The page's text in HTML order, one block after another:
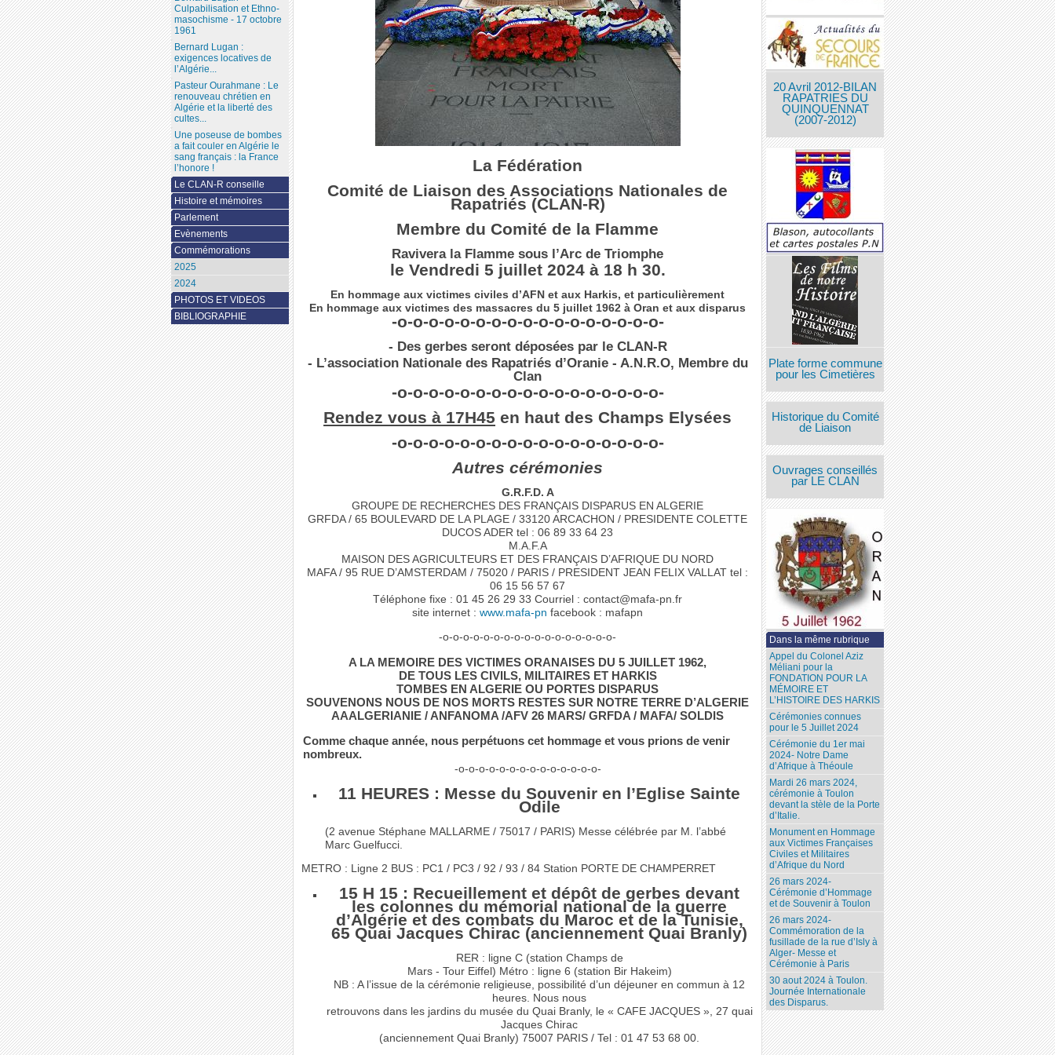
La Fédération
Comité de Liaison des Associations Nationales de
Rapatriés (CLAN-R)
Membre du Comité de la Flamme
Ravivera la Flamme sous l’Arc de Triomphe
le Vendredi 5 juillet 2024 à 18 h 30.
En hommage aux victimes civiles d’AFN et aux Harkis, et particulièrement
En hommage aux victimes des massacres du 5 juillet 1962 à Oran et aux disparus
-o-o-o-o-o-o-o-o-o-o-o-o-o-o-o-o-o-
- Des gerbes seront déposées par le CLAN-R
- L’association Nationale des Rapatriés d’Oranie - A.N.R.O, Membre du
Clan
-o-o-o-o-o-o-o-o-o-o-o-o-o-o-o-o-o-
Rendez vous à 17H45 en haut des Champs Elysées
-o-o-o-o-o-o-o-o-o-o-o-o-o-o-o-o-o-
Autres cérémonies
G.R.F.D. A
GROUPE DE RECHERCHES DES FRANÇAIS DISPARUS EN ALGERIE
GRFDA / 65 BOULEVARD DE LA PLAGE / 33120 ARCACHON / PRESIDENTE COLETTE
DUCOS ADER tel : 06 89 33 64 23
M.A.F.A
MAISON DES AGRICULTEURS ET DES FRANÇAIS D’AFRIQUE DU NORD
MAFA / 95 RUE D’AMSTERDAM / 75020 / PARIS / PRESIDENT JEAN FELIX VALLAT tel :
06 15 56 57 67
Téléphone fixe : 01 45 26 29 33 Courriel : contact@mafa-pn.fr
site internet : www.mafa-pn facebook : mafapn
-o-o-o-o-o-o-o-o-o-o-o-o-o-o-o-o-o-
A LA MEMOIRE DES VICTIMES ORANAISES DU 5 JUILLET 1962,
DE TOUS LES CIVILS, MILITAIRES ET HARKIS
TOMBES EN ALGERIE OU PORTES DISPARUS
SOUVENONS NOUS DE NOS MORTS RESTES SUR NOTRE TERRE D’ALGERIE
AAALGERIANIE / ANFANOMA /AFV 26 MARS/ GRFDA / MAFA/ SOLDIS
Comme chaque année, nous perpétuons cet hommage et vous prions de venir
nombreux.
-o-o-o-o-o-o-o-o-o-o-o-o-o-o-
11 HEURES : Messe du Souvenir en l’Eglise Sainte
Odile
(2 avenue Stéphane MALLARME / 75017 / PARIS) Messe célébrée par M. l’abbé
Marc Guelfucci.
METRO : Ligne 2 BUS : PC1 / PC3 / 92 / 93 / 84 Station PORTE DE CHAMPERRET
15 H 15 : Recueillement et dépôt de gerbes devant
les colonnes du mémorial national de la guerre
d’Algérie et des combats du Maroc et de la Tunisie,
65 Quai Jacques Chirac (anciennement Quai Branly)
RER : ligne C (station Champs de
Mars - Tour Eiffel) Métro : ligne 6 (station Bir Hakeim)
NB : A l’issue de la cérémonie religieuse, possibilité d’un déjeuner en commun à 12
heures. Nous nous
retrouvons dans les jardins du musée du Quai Branly, le « CAFE JACQUES », 27 quai
Jacques Chirac
(anciennement Quai Branly) 75007 PARIS / Tel : 01 47 53 68 00.
20 Avril 2012-BILAN
RAPATRIES DU
QUINQUENNAT
(2007-2012)
Plate forme commune
pour les Cimetières
Historique du Comité
de Liaison
Ouvrages conseillés
par LE CLAN
Dans la même rubrique
Appel du Colonel Aziz
Méliani pour la
FONDATION POUR LA
MÉMOIRE ET
L’HISTOIRE DES HARKIS
Cérémonies connues
pour le 5 Juillet 2024
Cérémonie du 1er mai
2024- Notre Dame
d’Afrique à Théoule
Mardi 26 mars 2024,
cérémonie à Toulon
devant la stèle de la Porte
d’Italie.
Monument en Hommage
aux Victimes Françaises
Civiles et Militaires
d’Afrique du Nord
26 mars 2024-
Cérémonie d’Hommage
et de Souvenir à Toulon
26 mars 2024-
Commémoration de la
fusillade de la rue d’Isly à
Alger- Messe et
Cérémonie à Paris
30 aout 2024 à Toulon.
Journée Internationale
des Disparus.
Culpabilisation et Ethno-
masochisme - 17 octobre
1961
Bernard Lugan :
exigences locatives de
l’Algérie...
Pasteur Ourahmane : Le
renouveau chrétien en
Algérie et la liberté des
cultes...
Une poseuse de bombes
a fait couler en Algérie le
sang français : la France
l’honore !
Le CLAN-R conseille
Histoire et mémoires
Parlement
Evènements
Commémorations
2025
2024
PHOTOS ET VIDEOS
BIBLIOGRAPHIE